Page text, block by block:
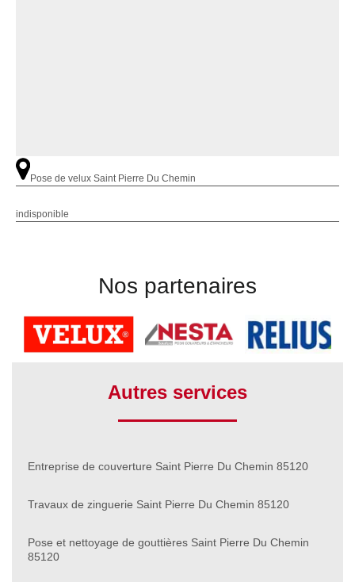
Pose de velux Saint Pierre Du Chemin
indisponible
Nos partenaires
Autres services
Entreprise de couverture Saint Pierre Du Chemin 85120
Travaux de zinguerie Saint Pierre Du Chemin 85120
Pose et nettoyage de gouttières Saint Pierre Du Chemin
85120